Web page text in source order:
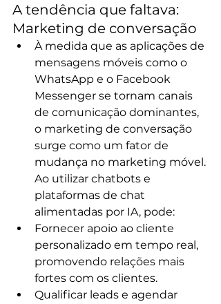
A tendência que faltava:
Marketing de conversação
À medida que as aplicações de
mensagens móveis como o
WhatsApp e o Facebook
Messenger se tornam canais
de comunicação dominantes,
o marketing de conversação
surge como um fator de
mudança no marketing móvel.
Ao utilizar chatbots e
plataformas de chat
alimentadas por IA, pode:
Fornecer apoio ao cliente
personalizado em tempo real,
promovendo relações mais
fortes com os clientes.
Qualificar leads e agendar